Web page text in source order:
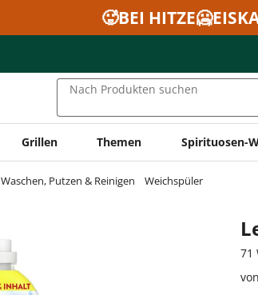
🥵BEI
Nach Produkten suchen
Grillen Themen Spirituosen-
Waschen, Putzen & Reinigen Weichspüler
71
von